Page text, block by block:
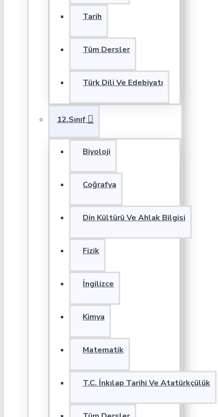
Tarih
Tüm Dersler
Türk Dili Ve Edebiyatı
12.Sınıf
Biyoloji
Coğrafya
Din Kültürü Ve Ahlak Bilgisi
Fizik
İngilizce
Kimya
Matematik
T.C. İnkılap Tarihi Ve Atatürkçülük